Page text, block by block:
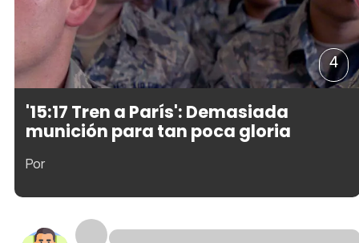
4
'15:17 Tren a París': Demasiada
munición para tan poca gloria
Por